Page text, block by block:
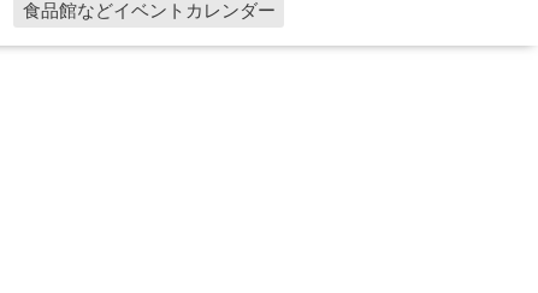
食品館などイベントカレンダー